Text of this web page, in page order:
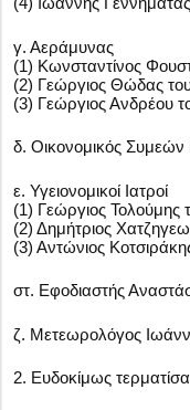
γ. Αεράμυνας
(1) Κωνσταντίνος
(2) Γεώργιος Θώδας
(3) Γεώργιος Ανδρέου
δ. Οικονομικός
ε. Υγειονομικοί Ιατροί
(1) Γεώργιος Τολούμης
(2) Δημήτριος
(3) Αντώνιος
στ. Εφοδιαστής
ζ. Μετεωρολόγος
2. Ευδοκίμως